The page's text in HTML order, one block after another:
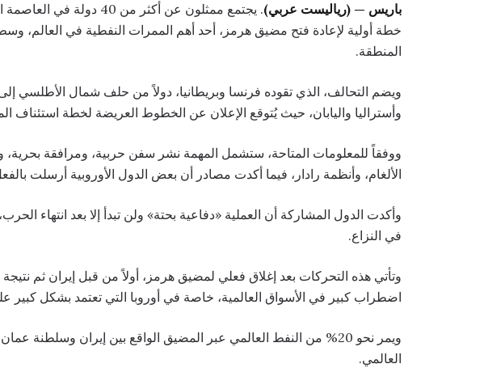
باريس — (رياليست عربي)
. يجتمع ممثلون عن أكثر من
خطة أولية لإعادة فتح مضيق هرمز، أحد أهم الممرات النفطية في العالم،
المنطقة.
ويضم التحالف، الذي تقوده فرنسا وبريطانيا، دولاً من حلف شمال الأطلسي
وأستراليا واليابان، حيث يُتوقع الإعلان عن الخطوط العريضة لخطة استئناف
ووفقاً للمعلومات المتاحة، ستشمل المهمة نشر سفن حربية، ومرافقة بحرية،
الألغام، وأنظمة رادار، فيما أكدت مصادر أن بعض الدول الأوروبية أرسلت
وأكدت الدول المشاركة أن العملية «دفاعية بحتة» ولن تبدأ إلا بعد انتهاء
في النزاع.
وتأتي هذه التحركات بعد إغلاق فعلي لمضيق هرمز، أولاً من قبل إيران ثم نتيجة
اضطراب كبير في الأسواق العالمية، خاصة في أوروبا التي تعتمد بشكل كبير
ويمر نحو 20% من النفط العالمي عبر المضيق الواقع بين إيران وسلطنة
العالمي.